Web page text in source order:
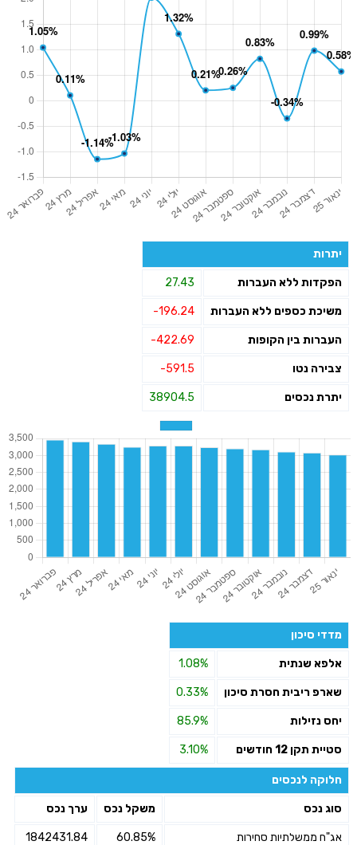
יתרות
הפקדות ללא העברות 27.43
משיכת כספים ללא העברות -196.24
העברות בין הקופות -422.69
צבירה נטו -591.5
יתרת נכסים 38904.5
מדדי סיכון
אלפא שנתית 1.08%
שארפ ריבית חסרת סיכון 0.33%
יחס נזילות 85.9%
סטיית תקן 12 חודשים 3.10%
חלוקה לנכסים
סוג נכס משקל נכס ערך נכס
אג"ח ממשלתיות סחירות 60.85%
1842431.84